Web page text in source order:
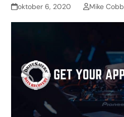
oktober 6, 2020 Mike Cobb